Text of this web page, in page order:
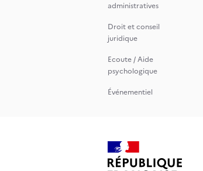
administratives
Droit et conseil
juridique
Ecoute / Aide
psychologique
Événementiel